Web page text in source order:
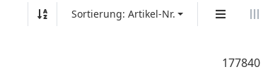
Sortierung: Artikel-Nr.
177840